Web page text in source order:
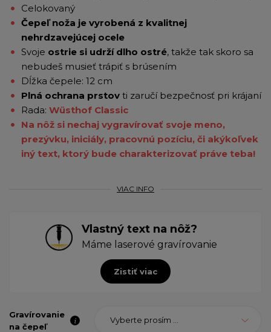
Celokovaný
Čepeľ noža je vyrobená z kvalitnej
nehrdzavejúcej ocele
Svoje ostrie si udrží dlho ostré, takže tak skoro sa
nebudeš musieť trápiť s brúsením
Dĺžka čepele: 12 cm
Plná ochrana prstov ti zaručí bezpečnosť pri krájaní
Rada: Wüsthof Classic
Na nôž si nechaj vygravírovať svoje meno,
prezývku, iniciály, pracovnú pozíciu, či akýkoľvek
iný text, ktorý bude charakterizovať práve teba!
VIAC INFO
Vlastný text na nôž?
Máme laserové gravírovanie
Zistiť viac
Gravírovanie
na čepeľ
Vyberte prosím ...